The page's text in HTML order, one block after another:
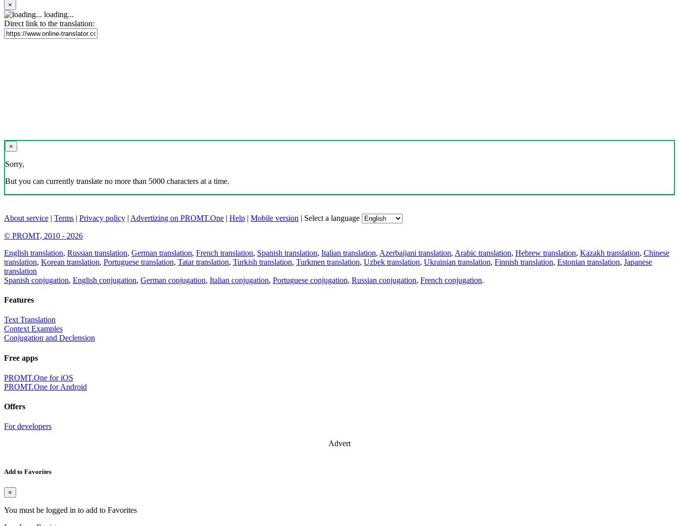
×
loading...
Direct link to the translation:
×
Sorry,
But you can currently translate no more than 5000 characters at a time.
About service | Terms | Privacy policy | Advertizing on PROMT.One | Help | Mobile version | Select a language
© PROMT, 2010 - 2026
English translation, Russian translation, German translation, French translation, Spanish translation, Italian translation, Azerbaijani translation, Arabic translation, Hebrew translation, Kazakh translation, Chinese
translation, Korean translation, Portuguese translation, Tatar translation, Turkish translation, Turkmen translation, Uzbek translation, Ukrainian translation, Finnish translation, Estonian translation, Japanese
translation
Spanish conjugation, English conjugation, German conjugation, Italian conjugation, Portuguese conjugation, Russian conjugation, French conjugation.
Features
Text Translation
Context Examples
Conjugation and Declension
Free apps
PROMT.One for iOS
PROMT.One for Android
Offers
For developers
Advert
Add to Favorites
×
You must be logged in to add to Favorites